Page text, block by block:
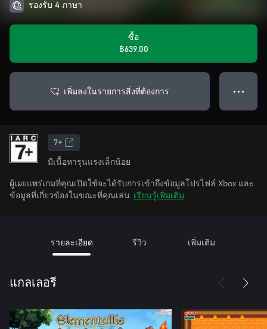
รองรับ 4 ภาษา
ซื้อ
฿639.00
เพิ่มลงในรายการสิ่งที่ต้องการ ● ● ●
7+
มีเนื้อหารุนแรงเล็กน้อย
ผู้เผยแพร่เกมที่คุณเปิดใช้จะได้รับการเข้าถึงข้อมูลโปรไฟล์ Xbox และ
ข้อมูลที่เกี่ยวข้องในขณะที่คุณเล่น เรียนรู้เพิ่มเติม
รายละเอียด รีวิว เพิ่มเติม
แกลเลอรี